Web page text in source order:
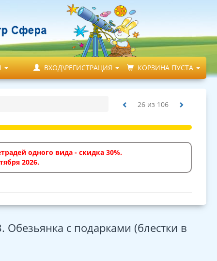
ВХОД\РЕГИСТРАЦИЯ КОРЗИНА ПУСТА
26 из 106
одного вида - скидка 30%.
2026.
с подарками (блестки в